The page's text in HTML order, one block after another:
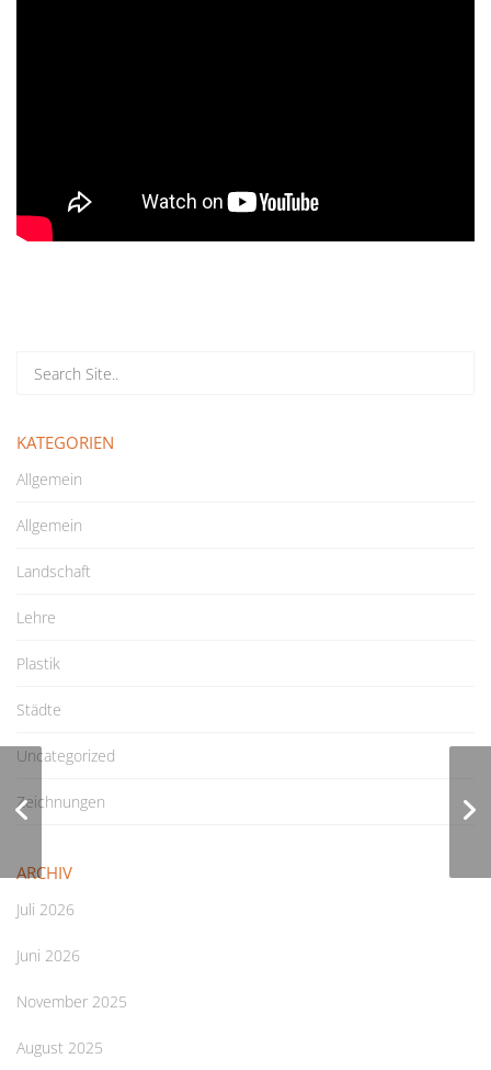
KATEGORIEN
Allgemein
Allgemein
Landschaft
Lehre
Plastik
Städte
Uncategorized
Zeichnungen
ARCHIV
Juli 2026
Juni 2026
November 2025
August 2025
Portalprojekt